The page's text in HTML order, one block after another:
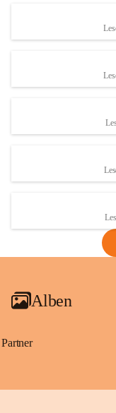
S
und den daraus
Maßnahmen zur
Rebe und der
Anhang VBl.
1 Seite•1,4 MB
VBl. EU Nr.
Alben
Partner